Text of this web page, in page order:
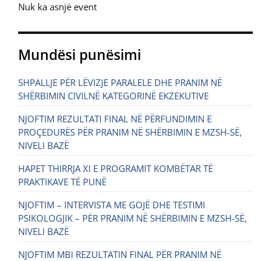
Nuk ka asnjë event
Mundësi punësimi
SHPALLJE PËR LËVIZJE PARALELE DHE PRANIM NË
SHËRBIMIN CIVILNË KATEGORINË EKZEKUTIVE
NJOFTIM REZULTATI FINAL NË PËRFUNDIMIN E
PROÇEDURËS PËR PRANIM NË SHËRBIMIN E MZSH-SË,
NIVELI BAZË
HAPET THIRRJA XI E PROGRAMIT KOMBËTAR TË
PRAKTIKAVE TË PUNË
NJOFTIM – INTERVISTA ME GOJË DHE TESTIMI
PSIKOLOGJIK – PËR PRANIM NË SHËRBIMIN E MZSH-SË,
NIVELI BAZË
NJOFTIM MBI REZULTATIN FINAL PËR PRANIM NË